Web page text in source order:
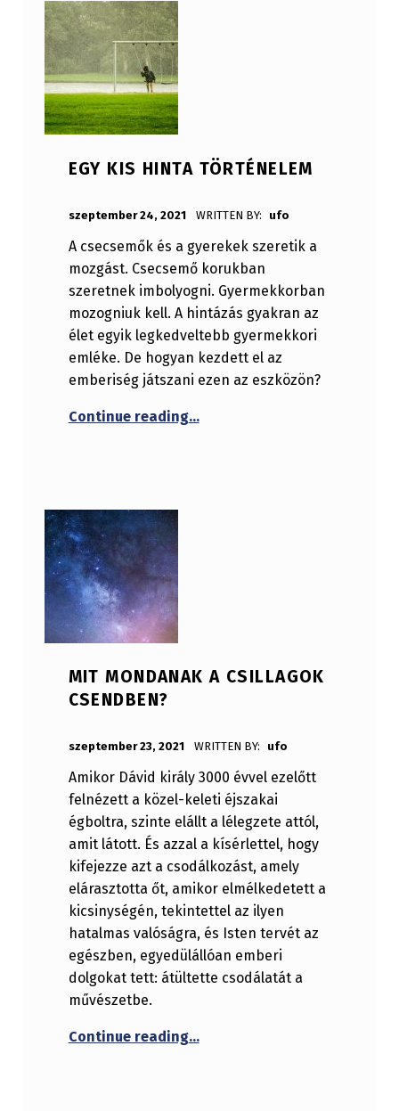
EGY KIS HINTA TÖRTÉNELEM
szeptember 24, 2021 WRITTEN BY: ufo
A csecsemők és a gyerekek szeretik a
mozgást. Csecsemő korukban
szeretnek imbolyogni. Gyermekkorban
mozogniuk kell. A hintázás gyakran az
élet egyik legkedveltebb gyermekkori
emléke. De hogyan kezdett el az
emberiség játszani ezen az eszközön?
Continue reading…
MIT MONDANAK A CSILLAGOK
CSENDBEN?
szeptember 23, 2021 WRITTEN BY: ufo
Amikor Dávid király 3000 évvel ezelőtt
felnézett a közel-keleti éjszakai
égboltra, szinte elállt a lélegzete attól,
amit látott. És azzal a kísérlettel, hogy
kifejezze azt a csodálkozást, amely
elárasztotta őt, amikor elmélkedetett a
kicsinységén, tekintettel az ilyen
hatalmas valóságra, és Isten tervét az
egészben, egyedülállóan emberi
dolgokat tett: átültette csodálatát a
művészetbe.
Continue reading…